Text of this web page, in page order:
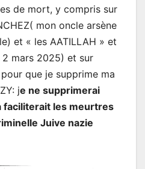
de mort, y compris sur
mon oncle arsène
et « les AATILLAH » et
mars 2025) et sur
que je supprime ma
je ne supprimerai
faciliterait les meurtres
Juive nazie